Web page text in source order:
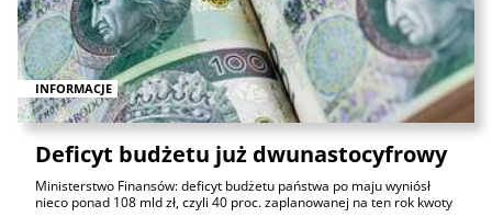
INFORMACJE
Deficyt budżetu już dwunastocyfrowy
Ministerstwo Finansów: deficyt budżetu państwa po maju wyniósł
nieco ponad 108 mld zł, czyli 40 proc. zaplanowanej na ten rok kwoty